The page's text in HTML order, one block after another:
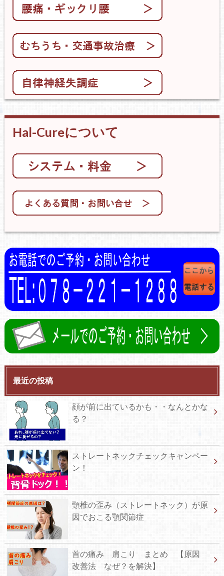
Hal-Cureについて
最近の投稿
顔が前に出ているかも・・なんとかな
る？
ストレートネックチェックキャンペー
ン！
頸椎の歪み（ストレートネック）が原
因でおこる顎関節症
首の痛み 肩こり まとめ 【原因
改善法 なぜ？を解決】